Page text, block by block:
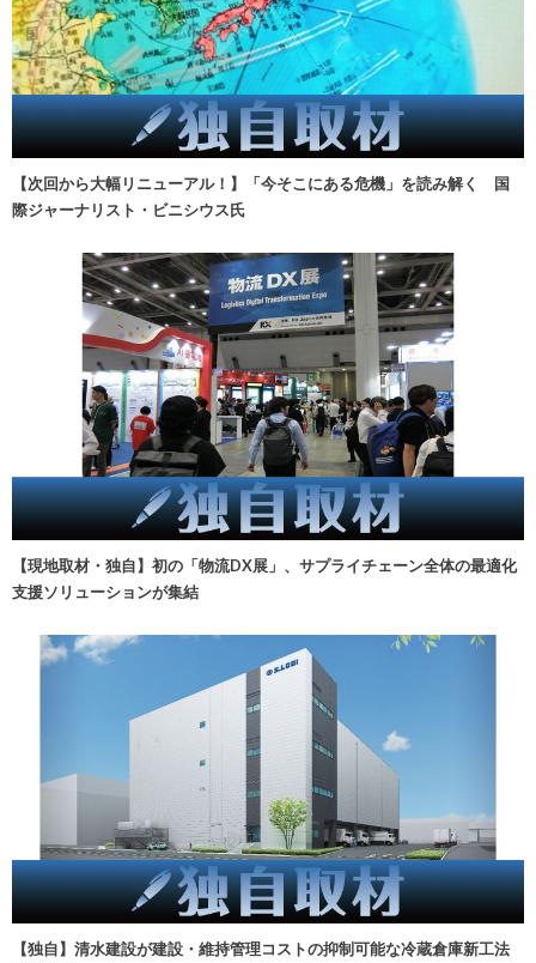
【次回から大幅リニューアル！】「今そこにある危機」を読み解く 国
際ジャーナリスト・ビニシウス氏
【現地取材・独自】初の「物流DX展」、サプライチェーン全体の最適化
支援ソリューションが集結
【独自】清水建設が建設・維持管理コストの抑制可能な冷蔵倉庫新工法